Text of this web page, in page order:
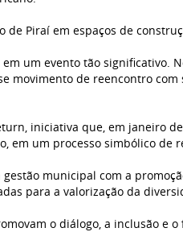
Piraí em espaços de
um evento tão
movimento de reencontro
iniciativa que, em janeiro
em um processo simbólico
municipal com a
para a valorização da
o diálogo, a inclusão